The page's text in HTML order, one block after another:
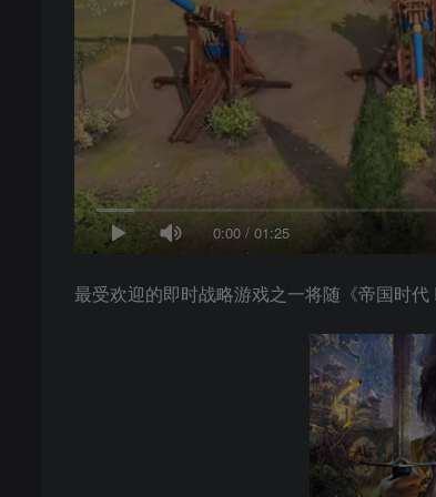
0:00 / 01:25
最受欢迎的即时战略游戏之一将随《帝国时